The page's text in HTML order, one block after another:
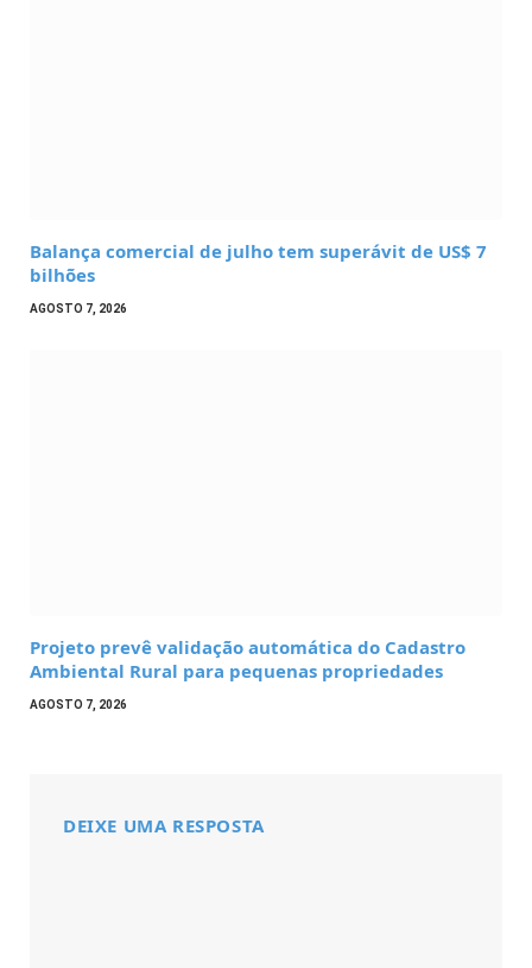
Balança comercial de julho tem superávit de US$ 7
bilhões
AGOSTO 7, 2026
Projeto prevê validação automática do Cadastro
Ambiental Rural para pequenas propriedades
AGOSTO 7, 2026
DEIXE UMA RESPOSTA